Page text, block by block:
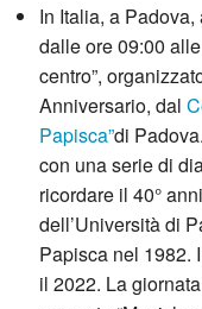
In Italia, a
dalle ore 09:00
centro”,
Anniversario, dal
Papisca”di
con una serie di
ricordare il 40°
dell’Università di
Papisca nel 1982.
il 2022. La